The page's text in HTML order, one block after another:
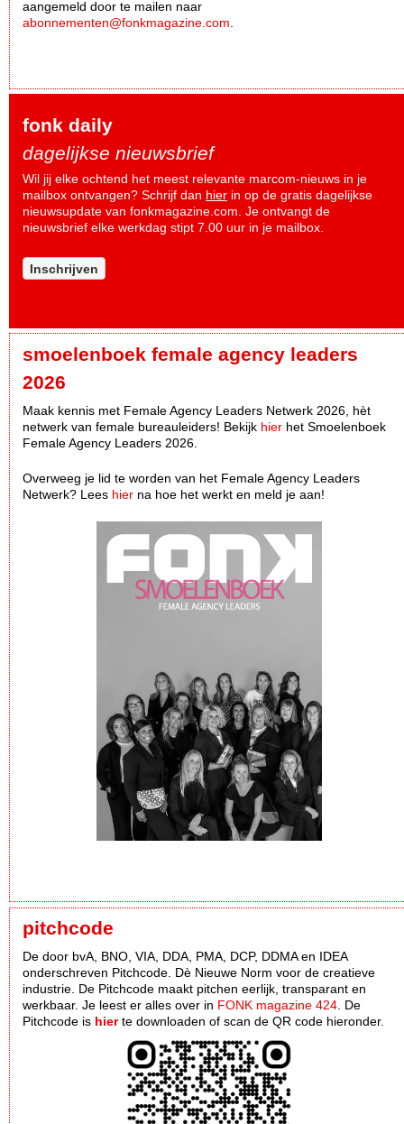
aangemeld door te mailen naar
abonnementen@fonkmagazine.com
fonk daily
dagelijkse nieuwsbrief
Wil jij elke ochtend het meest relevante marcom-nieuws in je
mailbox ontvangen? Schrijf dan hier in op de gratis dagelijkse
nieuwsupdate van fonkmagazine.com. Je ontvangt de
nieuwsbrief elke werkdag stipt 7.00 uur in je mailbox.
Inschrijven
smoelenboek female agency leaders
2026
Maak kennis met Female Agency Leaders Netwerk 2026, hèt
netwerk van female bureauleiders! Bekijk hier het Smoelenboek
Female Agency Leaders 2026.
Overweeg je lid te worden van het Female Agency Leaders
Netwerk? Lees hier na hoe het werkt en meld je aan!
pitchcode
De door bvA, BNO, VIA, DDA, PMA, DCP, DDMA en IDEA
onderschreven Pitchcode. Dè Nieuwe Norm voor de creatieve
industrie. De Pitchcode maakt pitchen eerlijk, transparant en
werkbaar. Je leest er alles over in FONK magazine 424. De
Pitchcode is hierte downloaden of scan de QR code hieronder.